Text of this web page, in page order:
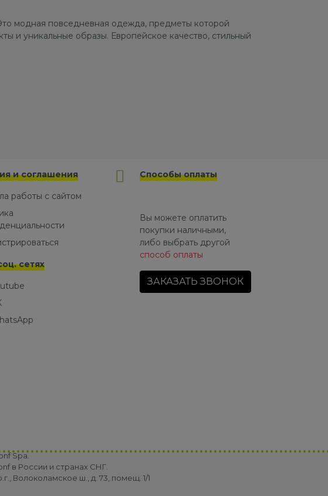
модная повседневная одежда, предметы которой
и уникальные образы. Европейское качество, стильный
и соглашения
работы с сайтом
сетях
Способы оплаты
Вы можете оплатить
покупки наличными,
либо выбрать другой
способ оплаты
ЗАКАЗАТЬ ЗВОНОК
Spa.
в России и странах СНГ.
Волоколамское ш., д. 73, помещ. 1/1